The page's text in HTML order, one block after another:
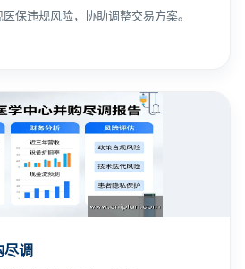
保违规风险，协助调整交易方案。
尽调